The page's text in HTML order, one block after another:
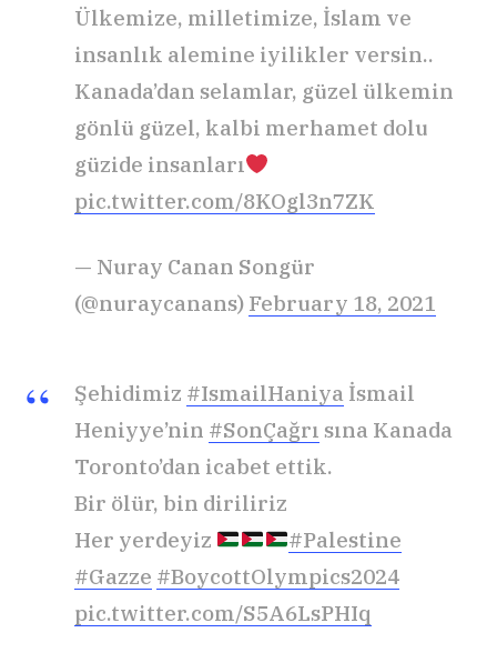
Ülkemize, milletimize, İslam ve
insanlık alemine iyilikler versin..
Kanada’dan selamlar, güzel ülkemin
gönlü güzel, kalbi merhamet dolu
güzide insanları
pic.twitter.com/8KOgl3n7ZK
— Nuray Canan Songür
(@nuraycanans) February 18, 2021
Şehidimiz #IsmailHaniya İsmail
Heniyye’nin #SonÇağrı sına Kanada
Toronto’dan icabet ettik.
Bir ölür, bin diriliriz
Her yerdeyiz
#Palestine
#Gazze #BoycottOlympics2024
pic.twitter.com/S5A6LsPHIq